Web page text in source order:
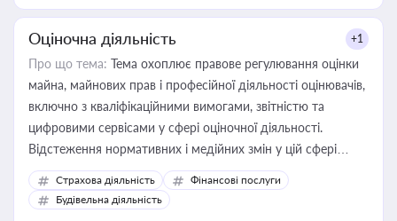
Оціночна діяльність +1
Про що тема: Тема охоплює правове регулювання оцінки
майна, майнових прав і професійної діяльності оцінювачів,
включно з кваліфікаційними вимогами, звітністю та
цифровими сервісами у сфері оціночної діяльності.
Відстеження нормативних і медійних змін у цій сфері
корисне для власника бізнесу, керівника, юриста або
бухгалтера під час оподаткування, приватизації, оренди
державного майна, корпоративних угод і перевірки
Страхова діяльність
Фінансові послуги
Будівельна діяльність